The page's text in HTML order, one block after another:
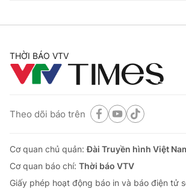
THỜI BÁO VTV
Theo dõi báo trên
Cơ quan chủ quản:Đài Truyền hình Việt
Cơ quan báo chí: Thời báo VTV
Giấy phép hoạt động báo in và báo điện tử